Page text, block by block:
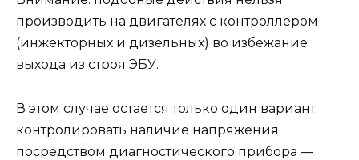
производить на двигателях с контроллером
(инжекторных и дизельных) во избежание
выхода из строя ЭБУ.
В этом случае остается только один вариант:
контролировать наличие напряжения
посредством диагностического прибора —